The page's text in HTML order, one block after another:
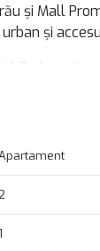
și Mall
și
7 al unui
fiind
și
de viață
2
1